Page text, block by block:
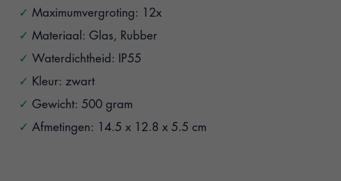
Maximumvergroting: 12x
Materiaal: Glas, Rubber
Waterdichtheid: IP55
Kleur: zwart
Gewicht: 500 gram
Afmetingen: 14.5 x 12.8 x 5.5 cm